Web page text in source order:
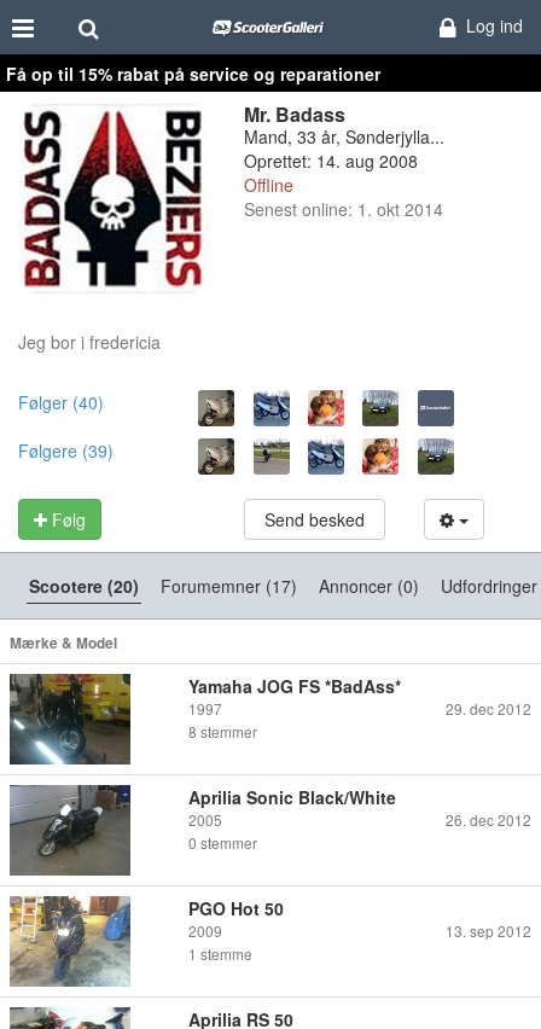
Log ind
Få op til 15% rabat på service og reparationer
Mr. Badass
Mand, 33 år, Sønderjylla...
Oprettet: 14. aug 2008
Offline
Senest online: 1. okt 2014
Jeg bor i fredericia
Følger (40)
Følgere (39)
Følg Send besked
Scootere (20) Forumemner (17) Annoncer (0)
Mærke & Model
Yamaha JOG FS *BadAss*
1997
29. dec 2012
8 stemmer
Aprilia Sonic Black/White
2005
26. dec 2012
0 stemmer
PGO Hot 50
2009
13. sep 2012
1 stemme
Aprilia RS 50